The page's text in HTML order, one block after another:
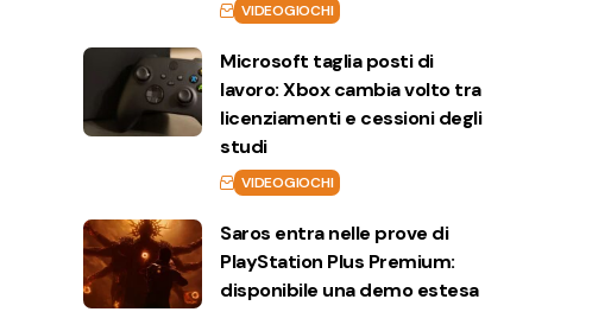
VIDEOGIOCHI
Microsoft taglia posti di
lavoro: Xbox cambia volto tra
licenziamenti e cessioni degli
studi
VIDEOGIOCHI
Saros entra nelle prove di
PlayStation Plus Premium:
disponibile una demo estesa